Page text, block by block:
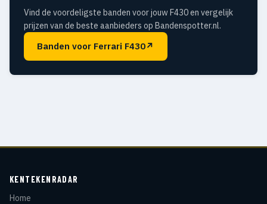
Vind de voordeligste banden voor jouw F430 en vergelijk
prijzen van de beste aanbieders op Bandenspotter.nl.
Banden voor Ferrari F430↗
KENTEKENRADAR
Home